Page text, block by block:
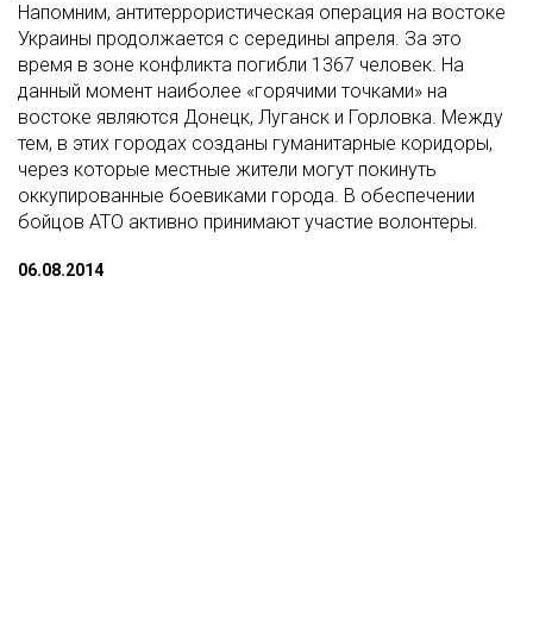
Напомним, антитеррористическая операция на востоке
Украины продолжается с середины апреля. За это
время в зоне конфликта погибли 1367 человек. На
данный момент наиболее «горячими точками» на
востоке являются Донецк, Луганск и Горловка. Между
тем, в этих городах созданы гуманитарные коридоры,
через которые местные жители могут покинуть
оккупированные боевиками города. В обеспечении
бойцов АТО активно принимают участие волонтеры.
06.08.2014